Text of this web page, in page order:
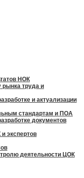
НОК
рынка труда и
и актуализации
стандартам и ПОА
документов
экспертов
деятельности ЦОК